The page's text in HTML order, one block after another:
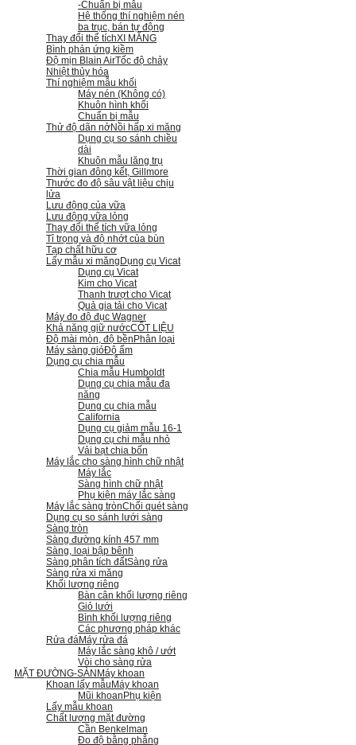
-Chuẩn bị mẫu
Hệ thống thí nghiệm nén
ba trục, bán tự động
Thay đổi thể tíchXI MĂNG
Bình phản ứng kiềm
Độ mịn Blain AirTốc độ chảy
Nhiệt thủy hóa
Thí nghiệm mẫu khối
Máy nén (Không có)
Khuôn hình khối
Chuẩn bị mẫu
Thử độ dãn nởNồi hấp xi măng
Dụng cụ so sánh chiều
dài
Khuôn mẫu lăng trụ
Thời gian đông kết, Gillmore
Thước đo độ sâu vật liệu chịu
lửa
Lưu động của vữa
Lưu động vữa lỏng
Thay đổi thể tích vữa lỏng
Tỉ trọng và độ nhớt của bùn
Tạp chất hữu cơ
Lấy mẫu xi măng Dụng cụ Vicat
Dụng cụ Vicat
Kim cho Vicat
Thanh trượt cho Vicat
Quả gia tải cho Vicat
Máy đo độ đục Wagner
Khả năng giữ nướcCỐT LIỆU
Độ mài mòn, độ bền Phân loại
Máy sàng gióĐộ ẩm
Dụng cụ chia mẫu
Chia mẫu Humboldt
Dụng cụ chia mẫu đa
năng
Dụng cụ chia mẫu
California
Dụng cụ giảm mẫu 16-1
Dụng cụ chi mẫu nhỏ
Vải bạt chia bốn
Máy lắc cho sàng hình chữ nhật
Máy lắc
Sàng hình chữ nhật
Phụ kiện máy lắc sàng
Máy lắc sàng trònChổi quét sàng
Dụng cụ so sánh lưới sàng
Sàng tròn
Sàng đường kính 457 mm
Sàng, loại bập bênh
Sàng phân tích đấtSàng rửa
Sàng rửa xi măng
Khối lượng riêng
Bàn cân khối lượng riêng
Giỏ lưới
Bình khối lượng riêng
Các phương pháp khác
Rửa đáMáy rửa đá
Máy lắc sàng khô / ướt
Vòi cho sàng rửa
MẶT ĐƯỜNG-SÀN Máy khoan
Khoan lấy mẫu Máy khoan
Mũi khoan Phụ kiện
Lấy mẫu khoan
Chất lượng mặt đường
Cần Benkelman
Đo độ bằng phẳng